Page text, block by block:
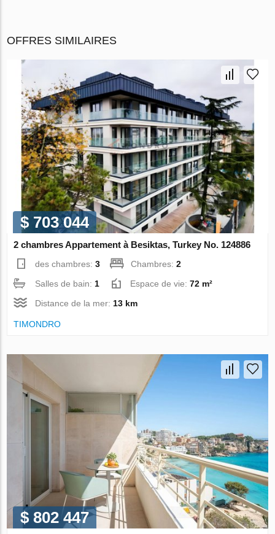
OFFRES SIMILAIRES
$ 703 044
2 chambres Appartement à Besiktas, Turkey No. 124886
des chambres:3 Chambres:2
Salles de bain:1 Espace de vie:72 m²
Distance de la mer:13 km
TIMONDRO
$ 802 447